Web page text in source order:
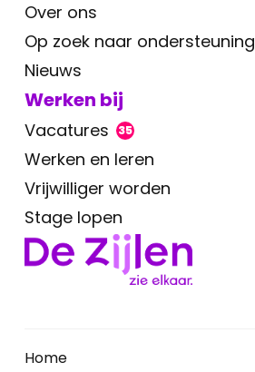
Over ons
Op zoek naar ondersteuning
Nieuws
Werken bij
Vacatures 35
Werken en leren
Vrijwilliger worden
Stage lopen
Home